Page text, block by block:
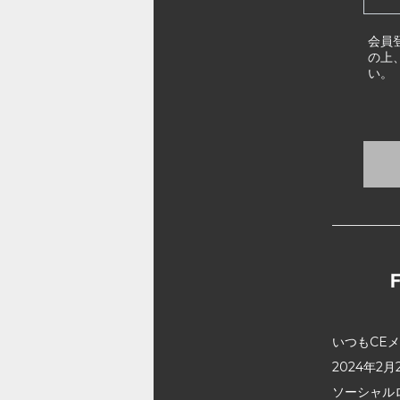
会員
の上
い。
いつもCE
2024年2月
ソーシャ